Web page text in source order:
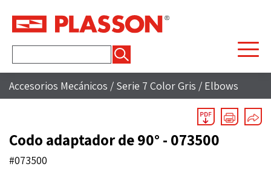
Accesorios Mecánicos / Serie 7 Color Gris / Elbows
Codo adaptador de 90° - 073500
#073500